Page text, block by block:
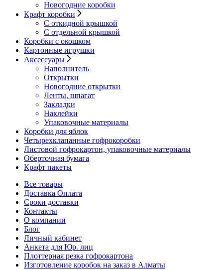
Новогодние коробки
Крафт коробки
С откидной крышкой
С отдельной крышкой
Коробки с окошком
Картонные игрушки
Аксессуары
Наполнитель
Открытки
Новогодние открытки
Ленты, шпагат
Закладки
Наклейки
Упаковочные материалы
Коробки для яблок
Четырехклапанные гофрокоробки
Листовой гофрокартон, упаковочные материалы
Оберточная бумага
Крафт пакеты
Все товары
Доставка Оплата
Сроки доставки
Контакты
О компании
Блог
Личный кабинет
Анкета для Юр. лиц
Плоттерная резка гофрокартона
Изготовление коробок на заказ в Алматы